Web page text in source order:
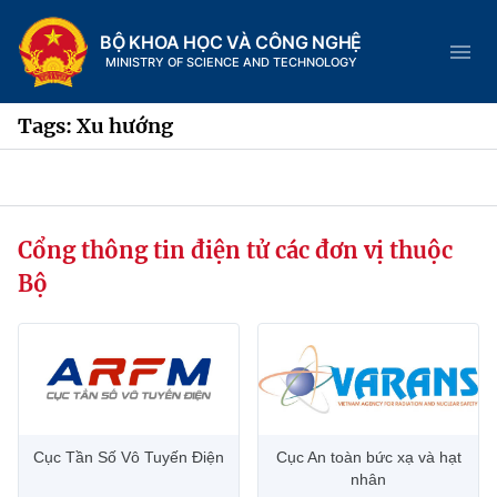
BỘ KHOA HỌC VÀ CÔNG NGHỆ
MINISTRY OF SCIENCE AND TECHNOLOGY
Trang chủ
Chức năng nhiệm vụ
Tin tức sự kiện
Hệ thống văn bản
Tags: Xu hướng
Cổng thông tin điện tử các đơn vị thuộc
Bộ
Cục Tần Số Vô Tuyến Điện
Cục An toàn bức xạ và hạt
nhân